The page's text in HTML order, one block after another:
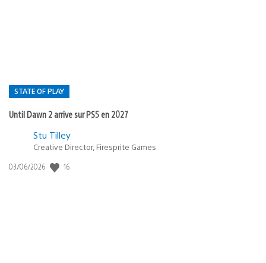
STATE OF PLAY
Until Dawn 2 arrive sur PS5 en 2027
Postée
:
Stu Tilley
Creative Director, Firesprite Games
Date
03/06/2026 16